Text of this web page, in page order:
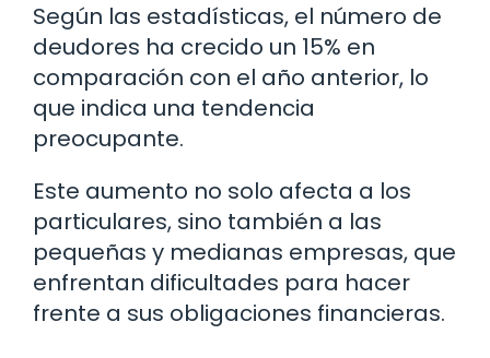
Según las estadísticas, el número de
deudores ha crecido un 15% en
comparación con el año anterior, lo
que indica una tendencia
preocupante.
Este aumento no solo afecta a los
particulares, sino también a las
pequeñas y medianas empresas, que
enfrentan dificultades para hacer
frente a sus obligaciones financieras.